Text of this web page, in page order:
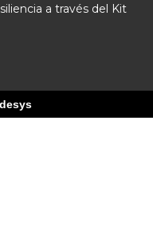
a través del Kit